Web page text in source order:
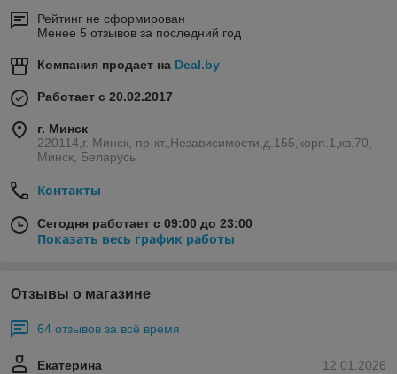
Рейтинг не сформирован
Менее 5 отзывов за последний год
Компания продает на Deal.by
Работает с 20.02.2017
г. Минск
220114,г. Минск, пр-кт.,Независимости,д.155,корп.1,кв.70,
Минск, Беларусь
Контакты
Сегодня работает с 09:00 до 23:00
Показать весь график работы
Отзывы о магазине
64 отзывов за всё время
12.01.2026
Екатерина